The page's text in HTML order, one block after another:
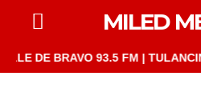
MILED
BRAVO 93.5 FM | TULANCINGO